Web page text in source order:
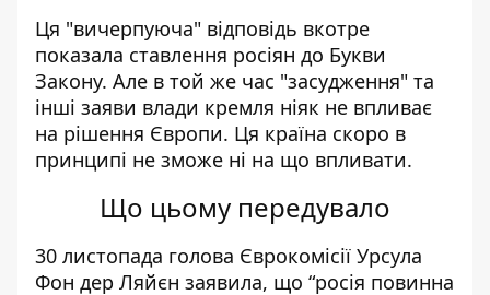
Ця "вичерпуюча" відповідь вкотре
показала ставлення росіян до Букви
Закону. Але в той же час "засудження" та
інші заяви влади кремля ніяк не впливає
на рішення Європи. Ця країна скоро в
принципі не зможе ні на що впливати.
Що цьому передувало
30 листопада голова Єврокомісії Урсула
Фон дер Ляйєн заявила, що “росія повинна